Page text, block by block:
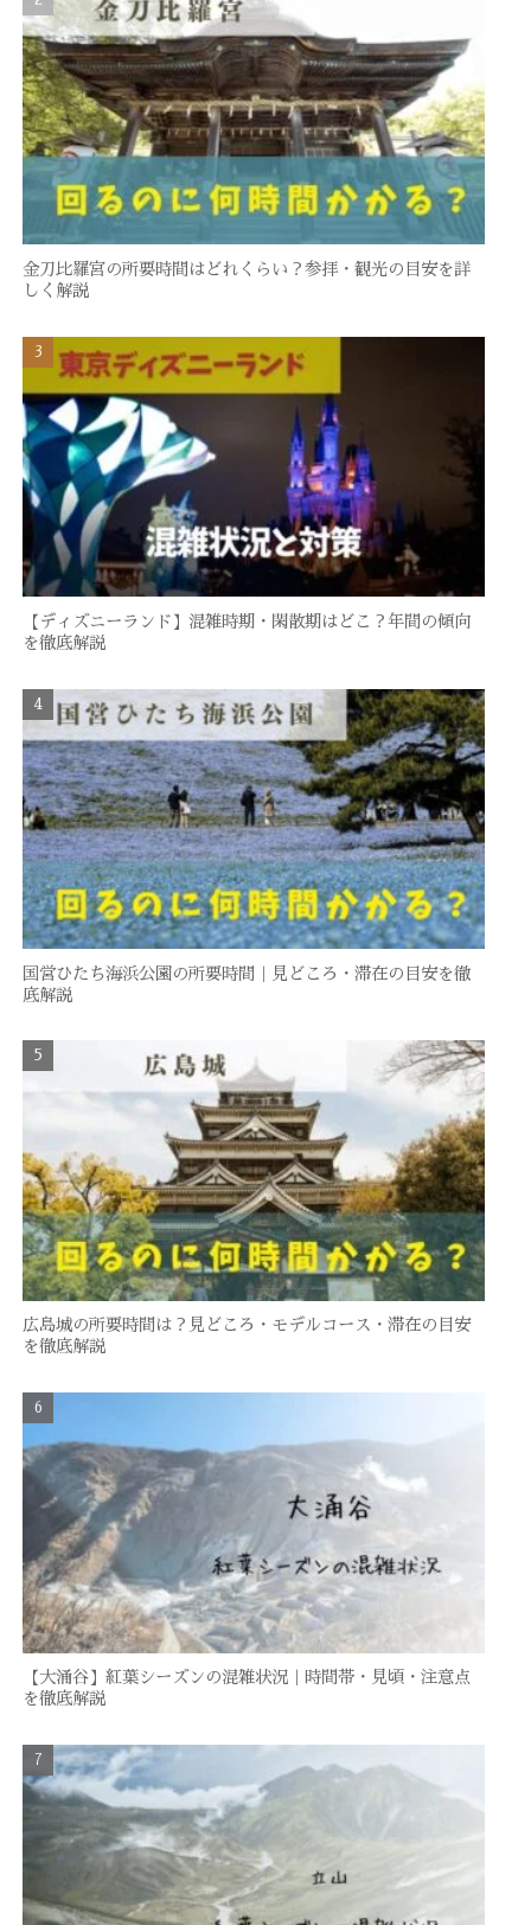
金刀比羅宮の所要時間はどれくらい？参拝・観光の目安を詳
しく解説
【ディズニーランド】混雑時期・閑散期はどこ？年間の傾向
を徹底解説
国営ひたち海浜公園の所要時間｜見どころ・滞在の目安を徹
底解説
広島城の所要時間は？見どころ・モデルコース・滞在の目安
を徹底解説
【大涌谷】紅葉シーズンの混雑状況｜時間帯・見頃・注意点
を徹底解説